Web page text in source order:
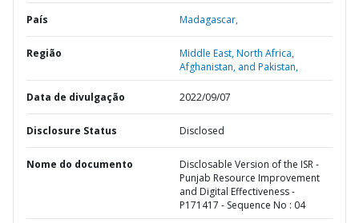
País Madagascar,
Região
Middle East, North Africa,
Afghanistan, and Pakistan,
Data de divulgação 2022/09/07
Disclosure Status Disclosed
Nome do documento
Disclosable Version of the ISR -
Punjab Resource Improvement
and Digital Effectiveness -
P171417 - Sequence No : 04